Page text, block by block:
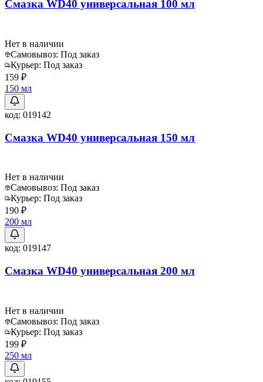
Смазка WD40 универсальная 100 мл
Нет в наличии
Самовывоз: Под заказ
Курьер: Под заказ
159 ₽
150 мл
код: 019142
Смазка WD40 универсальная 150 мл
Нет в наличии
Самовывоз: Под заказ
Курьер: Под заказ
190 ₽
200 мл
код: 019147
Смазка WD40 универсальная 200 мл
Нет в наличии
Самовывоз: Под заказ
Курьер: Под заказ
199 ₽
250 мл